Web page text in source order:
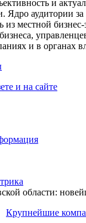
и
Ядро аудитории
местной
и в органах
и на сайте
области:
Крупнейшие